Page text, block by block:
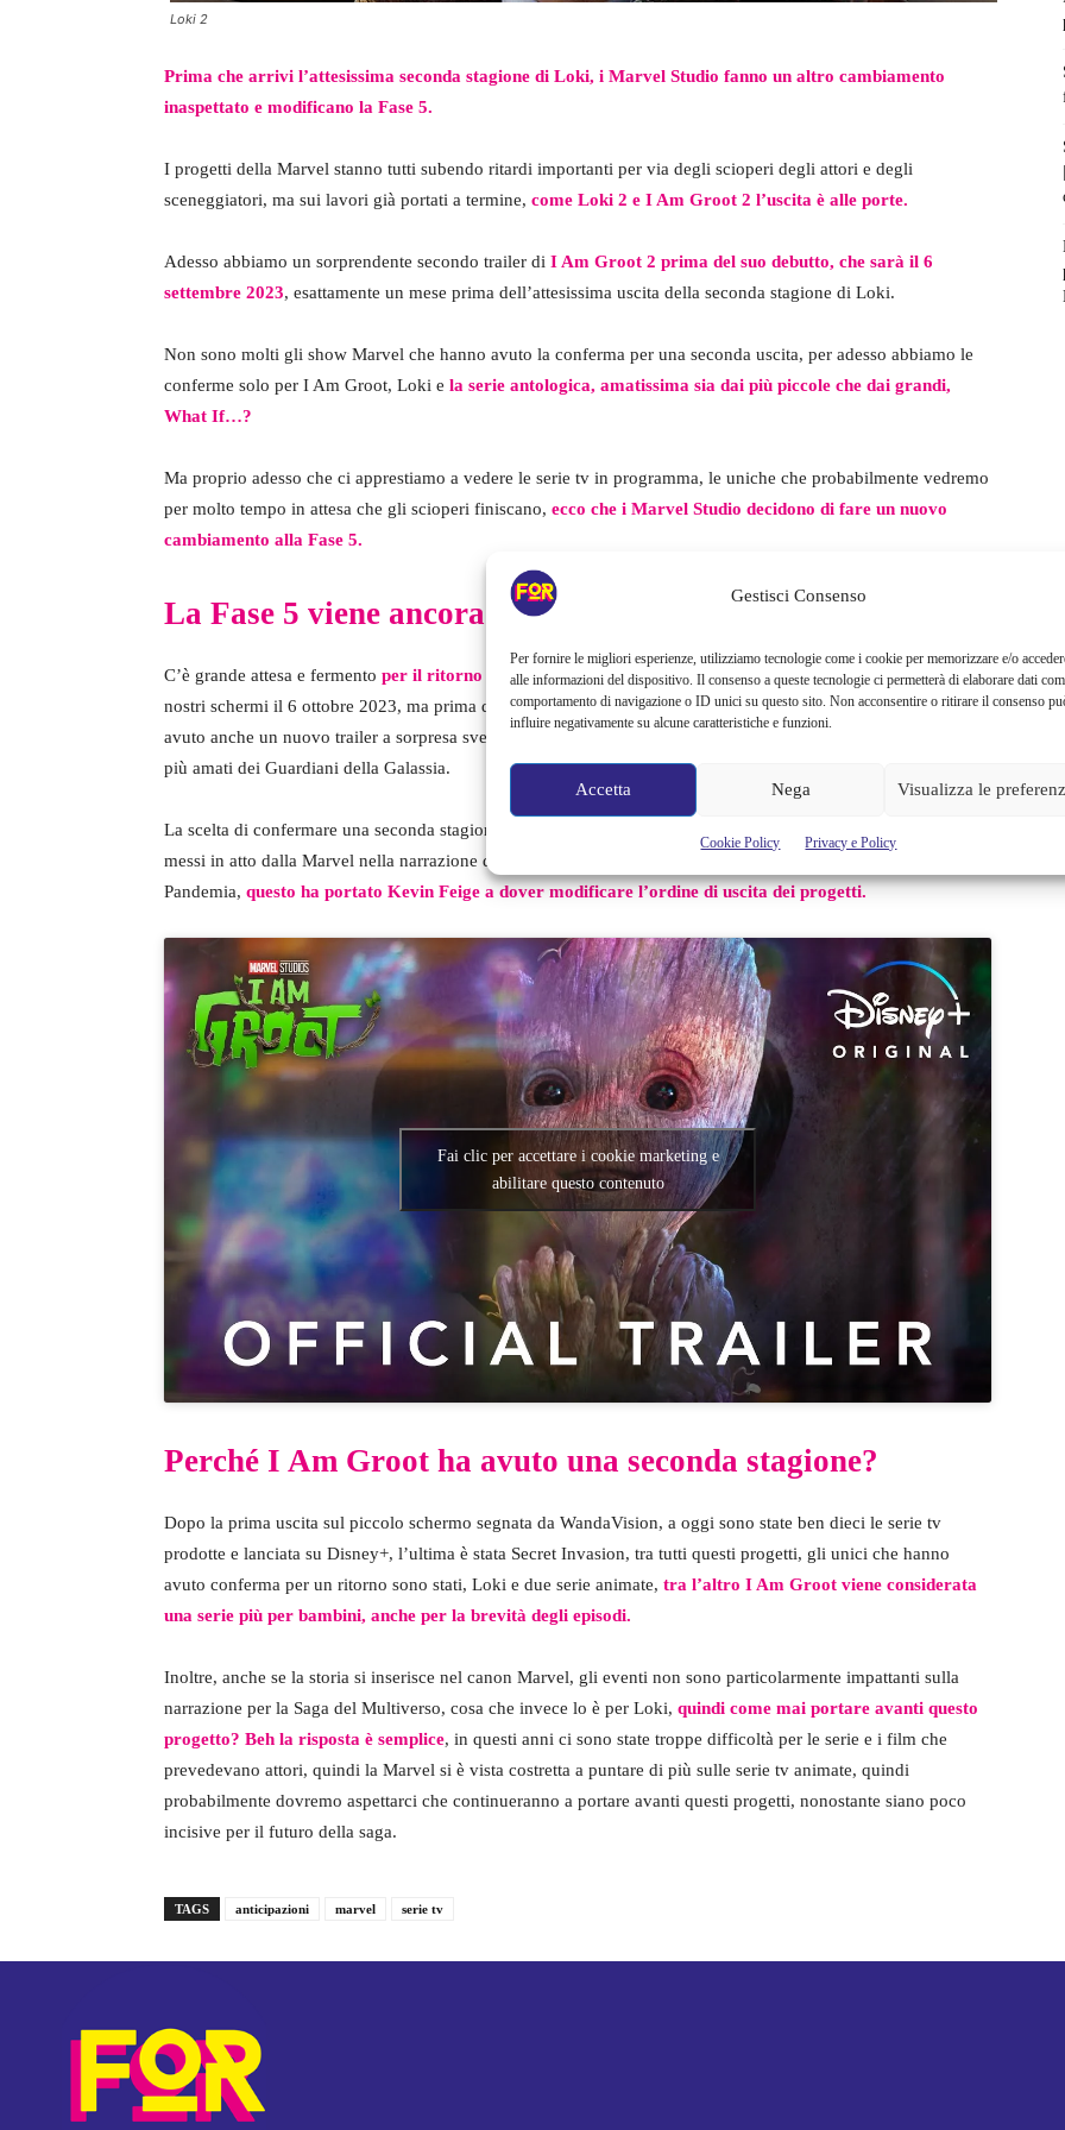
Gestisci Consenso
Per fornire le migliori esperienze, utilizziamo tecnologie come i cookie per memorizzare e/o
alle informazioni del dispositivo. Il consenso a queste tecnologie ci permetterà di elaborare dati
comportamento di navigazione o ID unici su questo sito. Non acconsentire o ritirare il consenso
influire negativamente su alcune caratteristiche e funzioni.
Accetta Nega Visualizza le
Cookie Policy Privacy e Policy
Loki 2
Prima che arrivi l’attesissima seconda stagione di Loki, i Marvel Studio fanno un altro cambiamento
inaspettato e modificano la Fase 5.
I progetti della Marvel stanno tutti subendo ritardi importanti per via degli scioperi degli attori e degli
sceneggiatori, ma sui lavori già portati a termine, come Loki 2 e I Am Groot 2 l’uscita è alle porte.
Adesso abbiamo un sorprendente secondo trailer di I Am Groot 2 prima del suo debutto, che sarà il 6
settembre 2023, esattamente un mese prima dell’attesissima uscita della seconda stagione di Loki.
Non sono molti gli show Marvel che hanno avuto la conferma per una seconda uscita, per adesso abbiamo le
conferme solo per I Am Groot, Loki e la serie antologica, amatissima sia dai più piccole che dai grandi,
What If…?
Ma proprio adesso che ci apprestiamo a vedere le serie tv in programma, le uniche che probabilmente vedremo
per molto tempo in attesa che gli scioperi finiscano, ecco che i Marvel Studio decidono di fare un nuovo
cambiamento alla Fase 5.
La Fase 5 viene ancora una volta modificata
C’è grande attesa e fermento per il ritorno di Tom Hiddleston nei panni del Dio dell’inganno,che arriverà sui
nostri schermi il 6 ottobre 2023, ma prima di lui arriverà la seconda stagione di I Am Groot e adesso abbiamo
avuto anche un nuovo trailer a sorpresa svelandoci qualcosa in più di quello che accadrà a uno dei personaggi
più amati dei Guardiani della Galassia.
La scelta di confermare una seconda stagione per le serie animate del MCU è l’ultimo dei grandi cambiamenti
messi in atto dalla Marvel nella narrazione della saga dell’infinito, che ha avito già parecchi ritardi dovuti alla
Pandemia, questo ha portato Kevin Feige a dover modificare l’ordine di uscita dei progetti.
Fai clic per accettare i cookie marketing e
abilitare questo contenuto
Perché I Am Groot ha avuto una seconda stagione?
Dopo la prima uscita sul piccolo schermo segnata da WandaVision, a oggi sono state ben dieci le serie tv
prodotte e lanciata su Disney+, l’ultima è stata Secret Invasion, tra tutti questi progetti, gli unici che hanno
avuto conferma per un ritorno sono stati, Loki e due serie animate, tra l’altro I Am Groot viene considerata
una serie più per bambini, anche per la brevità degli episodi.
Inoltre, anche se la storia si inserisce nel canon Marvel, gli eventi non sono particolarmente impattanti sulla
narrazione per la Saga del Multiverso, cosa che invece lo è per Loki, quindi come mai portare avanti questo
progetto? Beh la risposta è semplice, in questi anni ci sono state troppe difficoltà per le serie e i film che
prevedevano attori, quindi la Marvel si è vista costretta a puntare di più sulle serie tv animate, quindi
probabilmente dovremo aspettarci che continueranno a portare avanti questi progetti, nonostante siano poco
incisive per il futuro della saga.
TAGS anticipazioni marvel serie tv